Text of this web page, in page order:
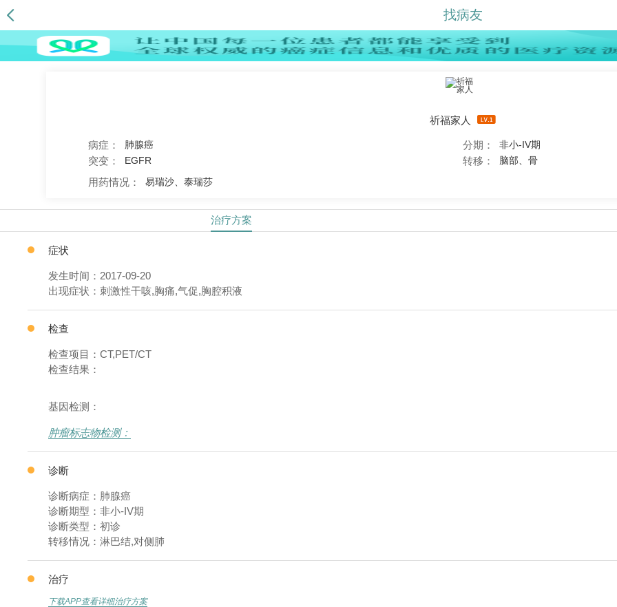
找病友
祈福家人
病症： 肺腺癌 分期： 非小-IV期
突变： EGFR 转移： 脑部、骨
用药情况： 易瑞沙、泰瑞莎
治疗方案
症状
发生时间：2017-09-20
出现症状：刺激性干咳,胸痛,气促,胸腔积液
检查
检查项目：CT,PET/CT
检查结果：
基因检测：
肿瘤标志物检测：
诊断
诊断病症：肺腺癌
诊断期型：非小-IV期
诊断类型：初诊
转移情况：淋巴结,对侧肺
治疗
下载APP查看详细治疗方案